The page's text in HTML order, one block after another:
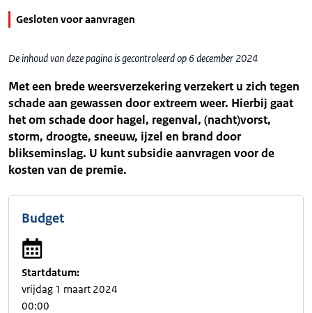
Gesloten voor aanvragen
De inhoud van deze pagina is gecontroleerd op 6 december 2024
Met een brede weersverzekering verzekert u zich tegen
schade aan gewassen door extreem weer. Hierbij gaat
het om schade door hagel, regenval, (nacht)vorst,
storm, droogte, sneeuw, ijzel en brand door
blikseminslag. U kunt subsidie aanvragen voor de
kosten van de premie.
Budget
Startdatum:
vrijdag 1 maart 2024
00:00